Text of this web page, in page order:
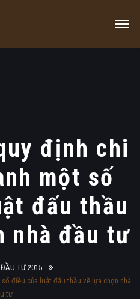
định chi
một số
đấu thầu
nhà đầu tư
ĐẦU TƯ 2015
điều của luật đấu thầu về lựa chọn nhà
tư